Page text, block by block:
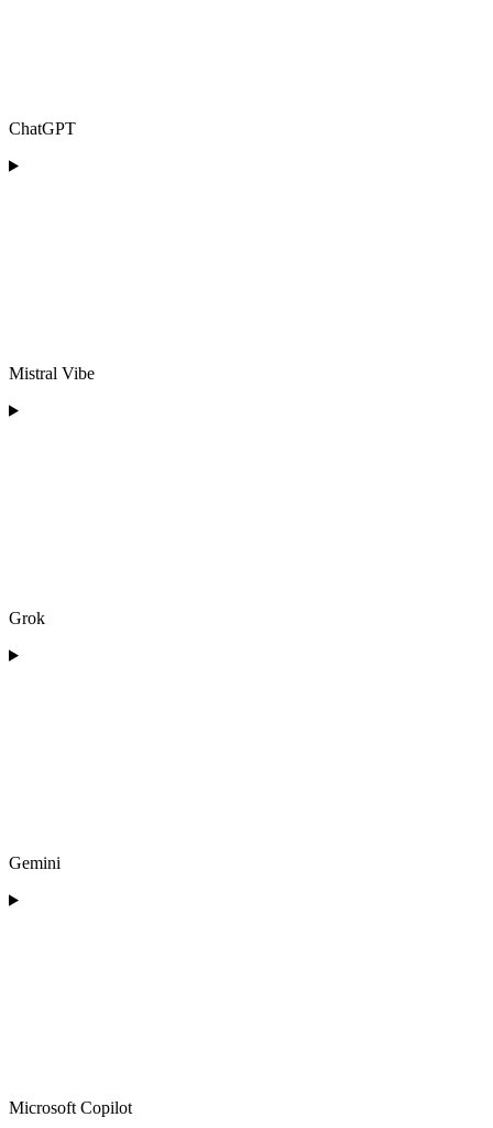
ChatGPT
Mistral Vibe
Grok
Gemini
Microsoft Copilot